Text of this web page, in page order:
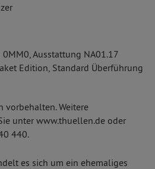
Ausstattung NA01.17
Edition, Standard Überführung
vorbehalten. Weitere
unter www.thuellen.de oder
440.
es sich um ein ehemaliges